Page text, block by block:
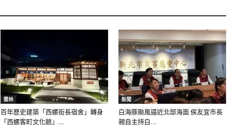
雲林
百年歷史建築「西螺街長宿舍」轉身
「西螺客町文化館」...
新聞
白海豚颱風逼近北部海面 侯友宜市長
親自主持白...